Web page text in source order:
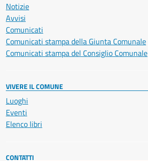
Notizie
Avvisi
Comunicati
Comunicati stampa della Giunta Comunale
Comunicati stampa del Consiglio Comunale
VIVERE IL COMUNE
Luoghi
Eventi
Elenco libri
CONTATTI